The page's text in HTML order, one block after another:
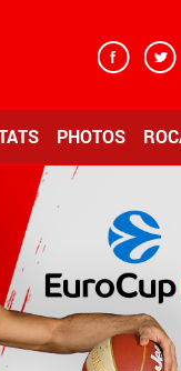
PHOTOS